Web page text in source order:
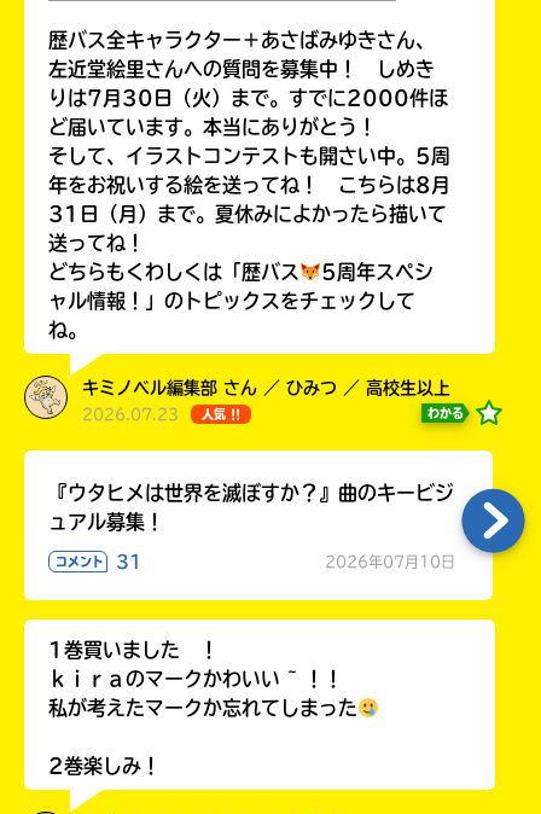
歴バス全キャラクター＋あさばみゆきさん、
左近堂絵里さんへの質問を募集中！ しめき
りは7月30日（火）まで。すでに2000件ほ
ど届いています。本当にありがとう！
そして、イラストコンテストも開さい中。5周
年をお祝いする絵を送ってね！ こちらは8月
31日（月）まで。夏休みによかったら描いて
送ってね！
どちらもくわしくは「歴バス
5周年スペシ
ャル情報！」のトピックスをチェックして
ね。
キミノベル編集部 さん ／ ひみつ ／ 高校生以上
2026.07.23 人気 !! わかる
『ウタヒメは世界を滅ぼすか？』曲のキービジ
ュアル募集！
コメント 31 2026年07月10日
1巻買いました ！
ｋｉｒａのマークかわいい ~ ！！
私が考えたマークか忘れてしまった
2巻楽しみ！